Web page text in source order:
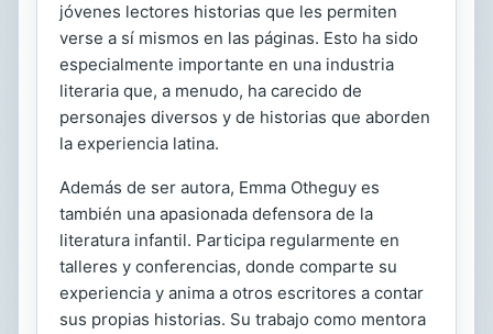
jóvenes lectores historias que les permiten
verse a sí mismos en las páginas. Esto ha sido
especialmente importante en una industria
literaria que, a menudo, ha carecido de
personajes diversos y de historias que aborden
la experiencia latina.
Además de ser autora, Emma Otheguy es
también una apasionada defensora de la
literatura infantil. Participa regularmente en
talleres y conferencias, donde comparte su
experiencia y anima a otros escritores a contar
sus propias historias. Su trabajo como mentora